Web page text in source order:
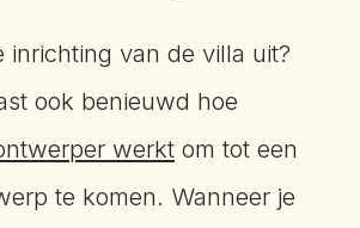
inrichting van de villa uit?
ook benieuwd hoe
werkt om tot een
te komen. Wanneer je